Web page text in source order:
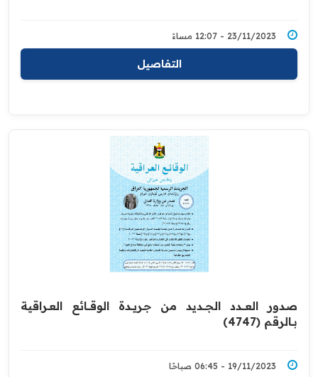
23/11/2023 - 12:07 مساءً
التفاصيل
صدور العــــدد الجـــديد من جـريــدة ‏الوقــــائع العــراقية
بــالرقم (4747)‏
19/11/2023 - 06:45 صباحًا